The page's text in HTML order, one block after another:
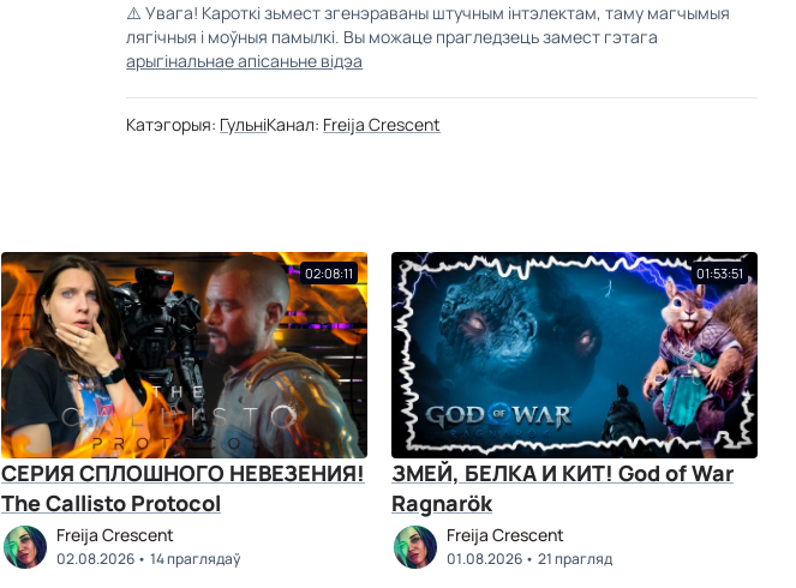
⚠️Увага! Кароткі зьмест згенэраваны штучным інтэлектам, таму магчымыя
лягічныя і моўныя памылкі. Вы можаце прагледзець замест гэтага
арыгінальнае апісаньне відэа
Катэгорыя: ГульніКанал: Freija Crescent
02:08:11
СЕРИЯ СПЛОШНОГО НЕВЕЗЕНИЯ!
The Callisto Protocol
Freija Crescent
02.08.2026 14 праглядаў
01:53:51
ЗМЕЙ, БЕЛКА И КИТ! God of War
Ragnarök
Freija Crescent
01.08.2026 21 прагляд